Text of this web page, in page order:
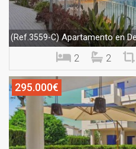
(Ref.3559-C)Apartamento en
2 2
295.000€